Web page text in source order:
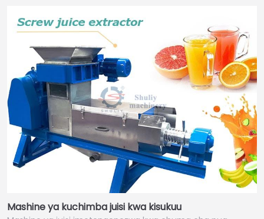
Mashine ya kuchimba juisi kwa kisukuu